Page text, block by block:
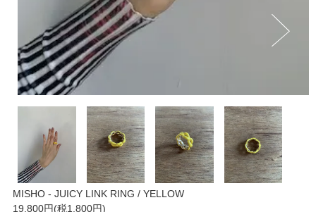
MISHO - JUICY LINK RING / YELLOW
19,800円(税1,800円)